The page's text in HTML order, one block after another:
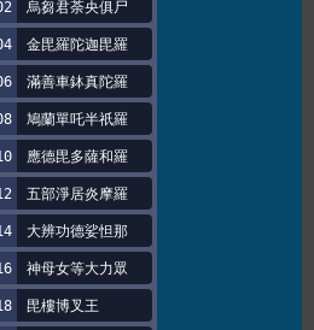
烏芻君荼央俱尸
金毘羅陀迦毘羅
滿善車鉢真陀羅
鳩蘭單吒半祇羅
應德毘多薩和羅
五部淨居炎摩羅
大辨功德娑怛那
神母女等大力眾
毘樓博叉王